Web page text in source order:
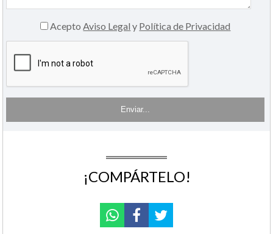
¡COMPÁRTELO!
Acepto Aviso Legal y Política de Privacidad